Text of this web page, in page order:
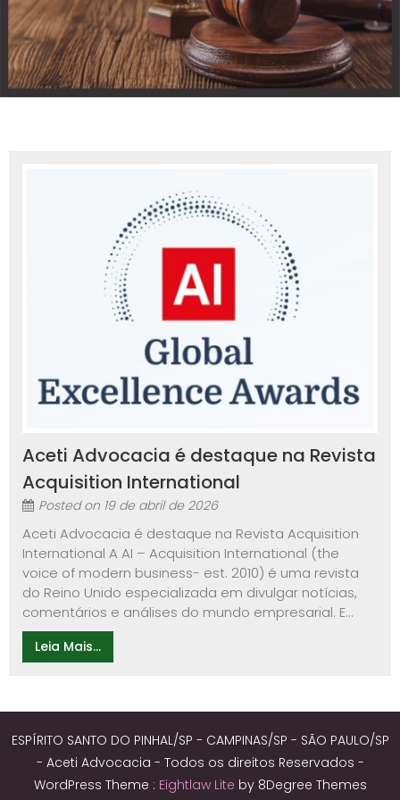
Aceti Advocacia é destaque na Revista
Acquisition International
Posted on 19 de abril de 2026
Aceti Advocacia é destaque na Revista Acquisition
International A AI – Acquisition International (the
voice of modern business- est. 2010) é uma revista
do Reino Unido especializada em divulgar notícias,
comentários e análises do mundo empresarial. E...
Leia Mais...
ESPÍRITO SANTO DO PINHAL/SP - CAMPINAS/SP - SÃO PAULO/SP
- Aceti Advocacia - Todos os direitos Reservados -
WordPress Theme : Eightlaw Lite by 8Degree Themes